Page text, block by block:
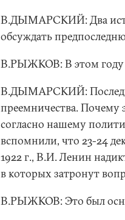
В.ДЫМАРСКИЙ: Два
обсуждать
В.РЫЖКОВ: В этом году
В.ДЫМАРСКИЙ:
преемничества. Почему
согласно нашему
вспомнили, что 23-24
1922 г., В.И. Ленин
в которых затронут
В.РЫЖКОВ: Это был